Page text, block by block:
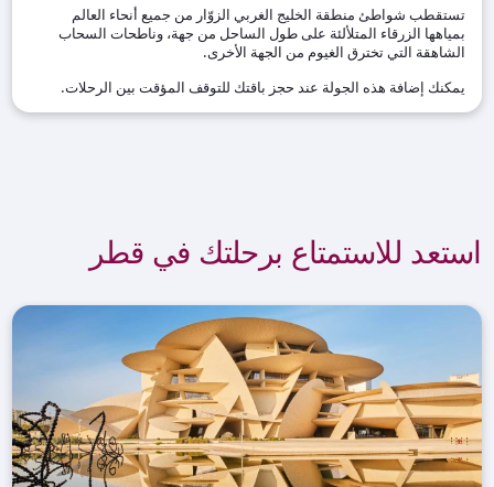
تستقطب شواطئ منطقة الخليج الغربي الزوّار من جميع أنحاء العالم
بمياهها الزرقاء المتلألئة على طول الساحل من جهة، وناطحات السحاب
الشاهقة التي تخترق الغيوم من الجهة الأخرى.
يمكنك إضافة هذه الجولة عند حجز باقتك للتوقف المؤقت بين الرحلات.
استعد للاستمتاع برحلتك في قطر